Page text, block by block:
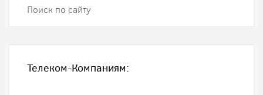
Поиск по сайту
Телеком-Компаниям: